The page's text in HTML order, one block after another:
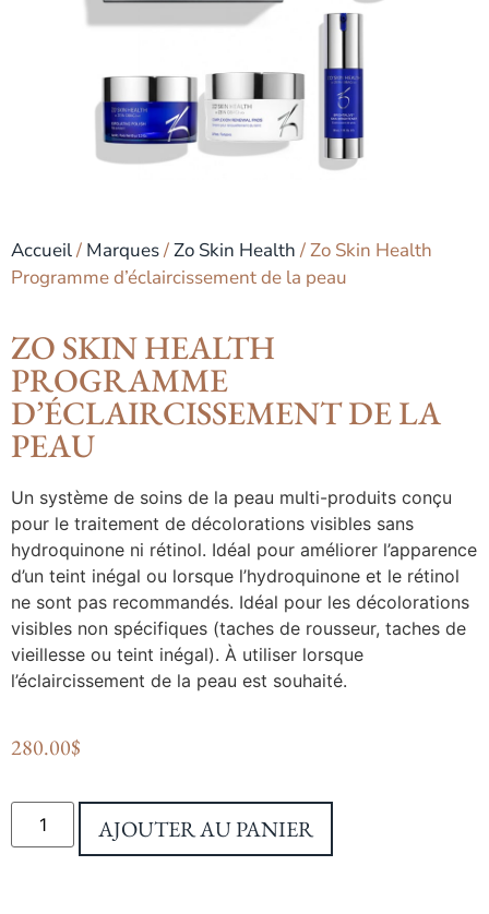
Accueil/ Marques/Zo Skin Health/ Zo Skin Health
Programme d’éclaircissement de la peau
ZO SKIN HEALTH
PROGRAMME
D’ÉCLAIRCISSEMENT DE LA
PEAU
Un système de soins de la peau multi-produits conçu
pour le traitement de décolorations visibles sans
hydroquinone ni rétinol. Idéal pour améliorer l’apparence
d’un teint inégal ou lorsque l’hydroquinone et le rétinol
ne sont pas recommandés. Idéal pour les décolorations
visibles non spécifiques (taches de rousseur, taches de
vieillesse ou teint inégal). À utiliser lorsque
l’éclaircissement de la peau est souhaité.
280.00$
AJOUTER AU PANIER